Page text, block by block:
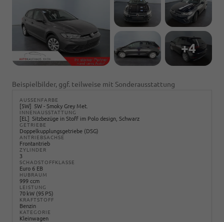
+4
Beispielbilder, ggf. teilweise mit Sonderausstattung
AUSSENFARBE
5W 5W - Smoky Grey Met.
INNENAUSSTATTUNG
EL Sitzbezüge in Stoff im Polo design, Schwarz
GETRIEBE
Doppelkupplungsgetriebe (DSG)
ANTRIEBSACHSE
Frontantrieb
ZYLINDER
3
SCHADSTOFFKLASSE
Euro 6 EB
HUBRAUM
999 ccm
LEISTUNG
70 kW (95 PS)
KRAFTSTOFF
Benzin
KATEGORIE
Kleinwagen